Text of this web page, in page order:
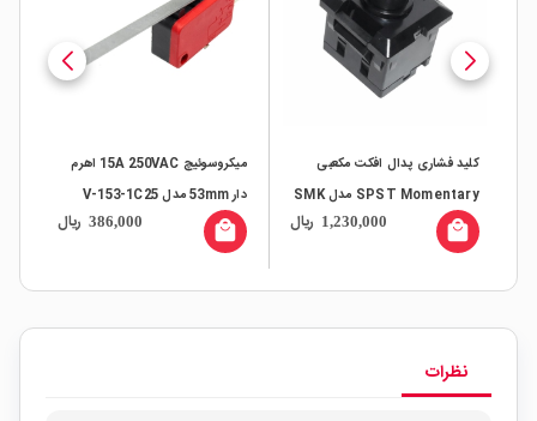
کلید فشاری پدال افکت مکعبی
SPST Momentary مدل SMK
J-M0404
1,230,000 ریال local_mall
میکروسوئیچ 15A 250VAC اهرم
دار 53mm مدل V-153-1C25
386,000 ریال local_mall
نظرات